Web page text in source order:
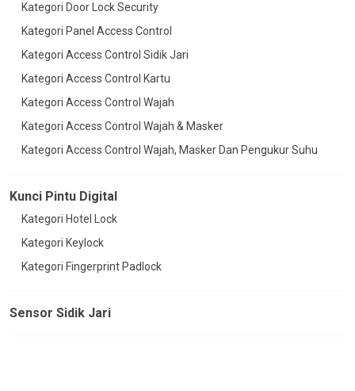
Kategori Door Lock Security
Kategori Panel Access Control
Kategori Access Control Sidik Jari
Kategori Access Control Kartu
Kategori Access Control Wajah
Kategori Access Control Wajah & Masker
Kategori Access Control Wajah, Masker Dan Pengukur Suhu
Kunci Pintu Digital
Kategori Hotel Lock
Kategori Keylock
Kategori Fingerprint Padlock
Sensor Sidik Jari